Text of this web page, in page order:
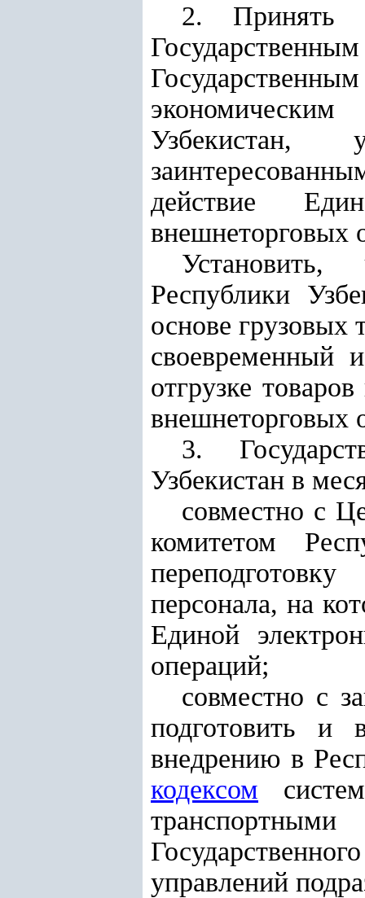
2. Принять
Узбекистан,
действие
внешнеторговых
Республики
основе грузовых
своевременный
отгрузке
внешнеторговых
3.
Узбекистан в
совместно с
комитетом
персонала, на
Единой
операций;
совместно с
подготовить и
внедрению в
кодексом
управлений